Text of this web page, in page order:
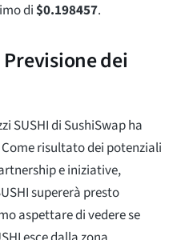
di$0.198457.
Previsione dei
SUSHI di SushiSwap ha
risultato dei potenziali
e iniziative,
supererà presto
aspettare di vedere se